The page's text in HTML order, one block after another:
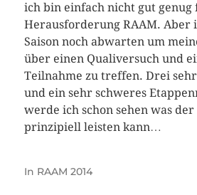
ich bin einfach nicht gut genug
Herausforderung RAAM. Aber
Saison noch abwarten um
über einen Qualiversuch und
Teilnahme zu treffen. Drei
und ein sehr schweres
werde ich schon sehen was
prinzipiell leisten kann…
In RAAM 2014